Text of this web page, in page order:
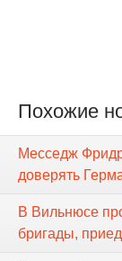
Похожие
Месседж
доверять
В Вильнюсе
бригады,